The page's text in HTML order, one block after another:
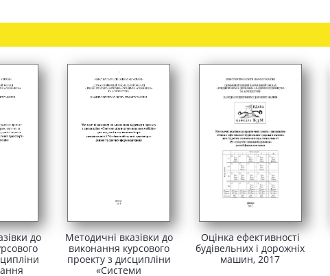
до
Методичні вказівки до
виконання курсового
проекту з дисципліни
«Системи
Оцінка ефективності
будівельних і дорожніх
машин, 2017